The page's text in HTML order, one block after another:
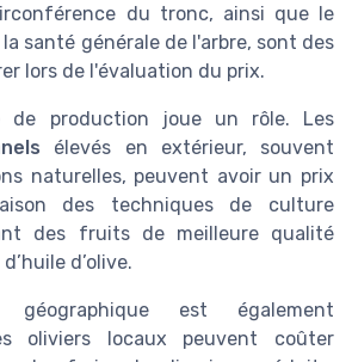
du tronc, ainsi que le
santé générale de l'arbre, sont des
lors de l'évaluation du prix.
de production joue un rôle. Les
élevés en extérieur, souvent
naturelles, peuvent avoir un prix
des techniques de culture
des fruits de meilleure qualité
d’olive.
géographique est également
oliviers locaux peuvent coûter